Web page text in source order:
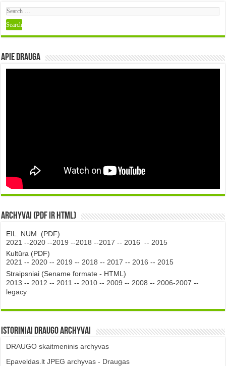
Apie DRAUGA
Archyvai (PDF ir HTML)
EIL. NUM. (PDF)
2021 --2020 --2019 --2018 --2017 -- 2016 -- 2015
Kultūra (PDF)
2021 -- 2020 -- 2019 -- 2018 -- 2017 -- 2016 -- 2015
Straipsniai (Sename formate - HTML)
2013 -- 2012 -- 2011 -- 2010 -- 2009 -- 2008 -- 2006-2007 --
legacy
Istoriniai DRAUGO Archyvai
DRAUGO skaitmeninis archyvas
Epaveldas.lt JPEG archyvas - Draugas